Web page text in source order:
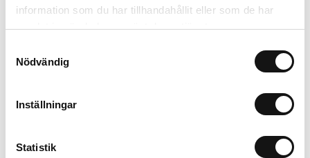
information som du har tillhandahållit eller som de har
samlat in när du har använt deras tjänster.
Nödvändig
Inställningar
Statistik